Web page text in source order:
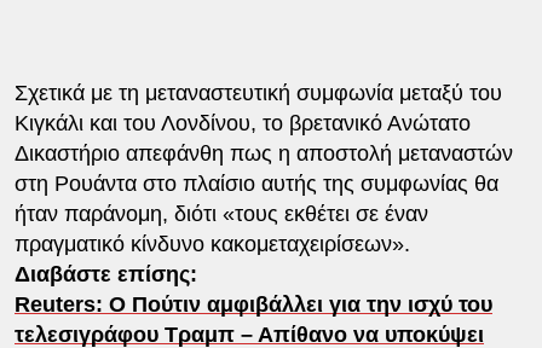
Σχετικά με τη μεταναστευτική συμφωνία μεταξύ του
Κιγκάλι και του Λονδίνου, το βρετανικό Ανώτατο
Δικαστήριο απεφάνθη πως η αποστολή μεταναστών
στη Ρουάντα στο πλαίσιο αυτής της συμφωνίας θα
ήταν παράνομη, διότι «τους εκθέτει σε έναν
πραγματικό κίνδυνο κακομεταχειρίσεων».
Διαβάστε επίσης:
Reuters: Ο Πούτιν αμφιβάλλει για την ισχύ του
τελεσιγράφου Τραμπ – Απίθανο να υποκύψει